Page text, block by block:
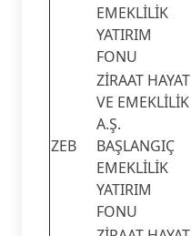
EMEKLİLİK
YATIRIM
FONU
ZEB
ZİRAAT HAYAT
VE EMEKLİLİK
A.Ş.
BAŞLANGIÇ
EMEKLİLİK
YATIRIM
FONU